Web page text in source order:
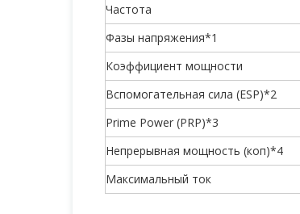
Частота
Фазы напряжения*1
Коэффициент мощности
Вспомогательная сила (ESP)*2
Prime Power (PRP)*3
Непрерывная мощность (коп)*4
Максимальный ток